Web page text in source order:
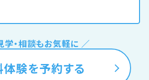
学・相談もお気軽に ／
験を予約する